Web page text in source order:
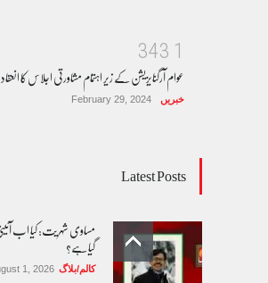
1
3
4
3
عوام آرگنایزیشن کے زیر اہتمام مشاورتی اجلاس کا انعقاد
خبریں February 29, 2024
Latest Posts
مساوی شہریت: کیا اب
گیا ہے؟
کالم/بلاگ 1, 2026